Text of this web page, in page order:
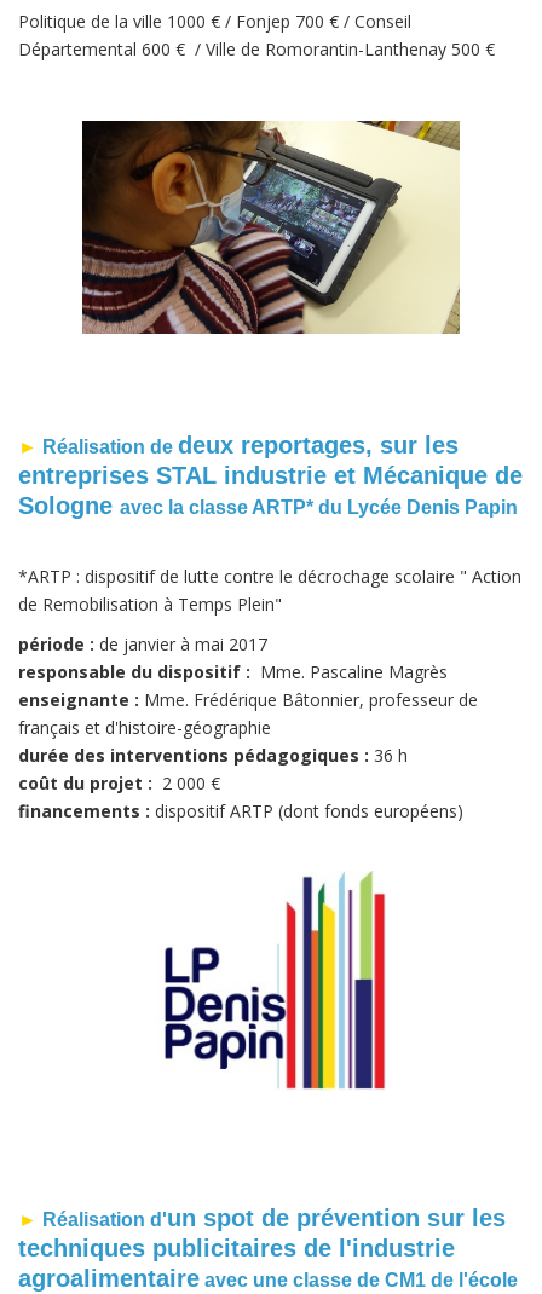
Politique de la ville 1000 € / Fonjep 700 € / Conseil
Départemental 600 € / Ville de Romorantin-Lanthenay 500 €
► Réalisation de deux reportages, sur les
entreprises STAL industrie et Mécanique de
Sologne avec la classe ARTP* du Lycée Denis Papin
*ARTP : dispositif de lutte contre le décrochage scolaire " Action
de Remobilisation à Temps Plein"
période : de janvier à mai 2017
responsable du dispositif : Mme. Pascaline Magrès
enseignante : Mme. Frédérique Bâtonnier, professeur de
français et d'histoire-géographie
durée des interventions pédagogiques : 36 h
coût du projet : 2 000 €
financements : dispositif ARTP (dont fonds européens)
► Réalisation d'un spot de prévention sur les
techniques publicitaires de l'industrie
agroalimentaire avec une classe de CM1 de l'école